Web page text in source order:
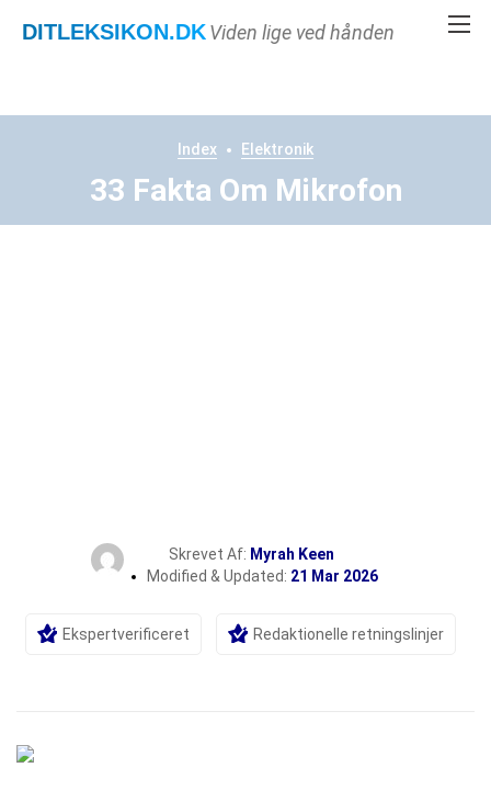
DITLEKSIKON.DKViden lige ved hånden
Index Elektronik
33 Fakta Om Mikrofon
Skrevet Af: Myrah Keen
Modified & Updated: 21 Mar 2026
Ekspertverificeret Redaktionelle retningslinjer